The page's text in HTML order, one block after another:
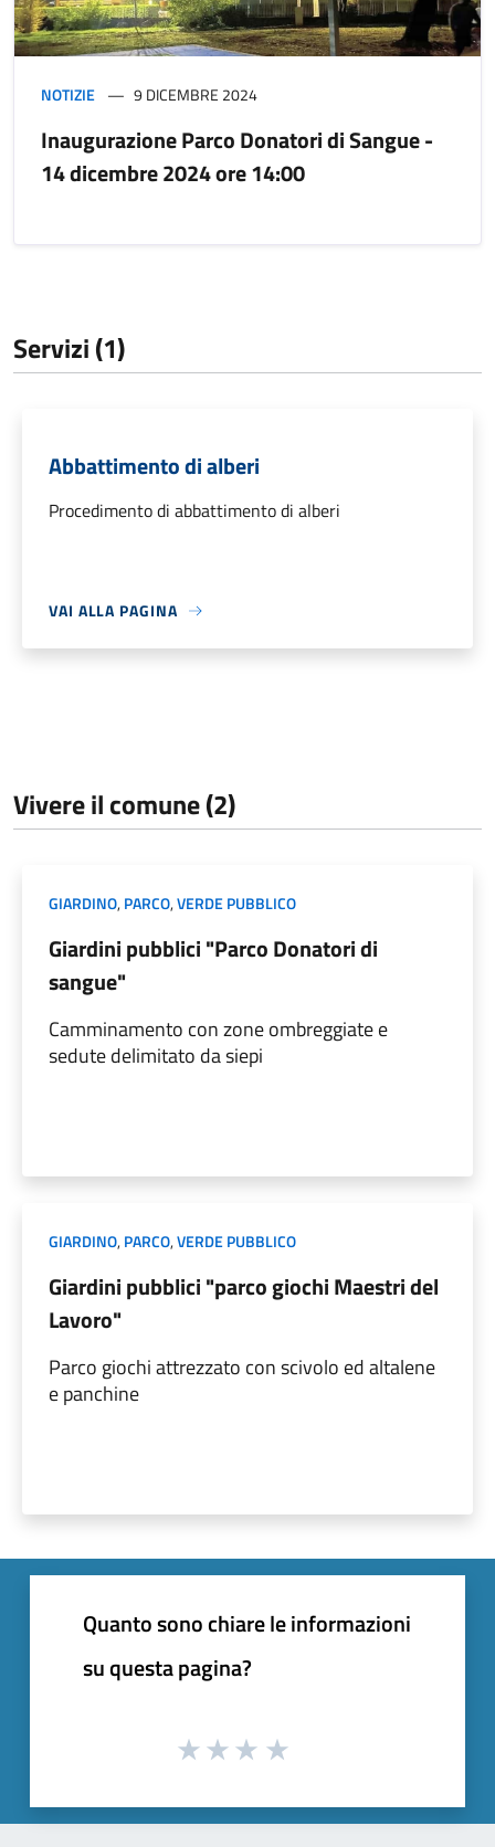
NOTIZIE 9 DICEMBRE 2024
Inaugurazione Parco Donatori di Sangue -
14 dicembre 2024 ore 14:00
Servizi (1)
Abbattimento di alberi
Procedimento di abbattimento di alberi
VAI ALLA PAGINA
Vivere il comune (2)
GIARDINO,PARCO,VERDE PUBBLICO
Giardini pubblici "Parco Donatori di
sangue"
Camminamento con zone ombreggiate e
sedute delimitato da siepi
GIARDINO,PARCO,VERDE PUBBLICO
Giardini pubblici "parco giochi Maestri del
Lavoro"
Parco giochi attrezzato con scivolo ed altalene
e panchine
Quanto sono chiare le informazioni
su questa pagina?